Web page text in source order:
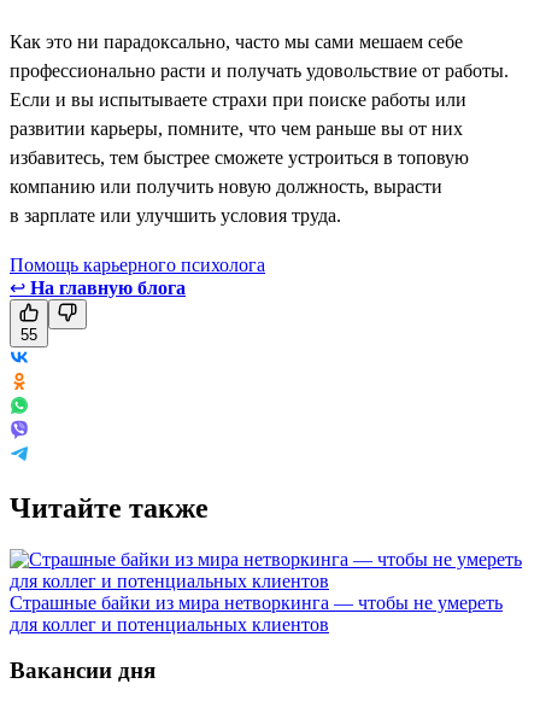
Как это ни парадоксально, часто мы сами мешаем себе
профессионально расти и получать удовольствие от работы.
Если и вы испытываете страхи при поиске работы или
развитии карьеры, помните, что чем раньше вы от них
избавитесь, тем быстрее сможете устроиться в топовую
компанию или получить новую должность, вырасти
в зарплате или улучшить условия труда.
Помощь карьерного психолога
↩ На главную блога
55
Читайте также
Страшные байки из мира нетворкинга — чтобы не умереть
для коллег и потенциальных клиентов
Вакансии дня